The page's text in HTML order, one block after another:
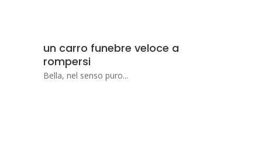
un carro funebre veloce a
rompersi
Bella, nel senso puro...